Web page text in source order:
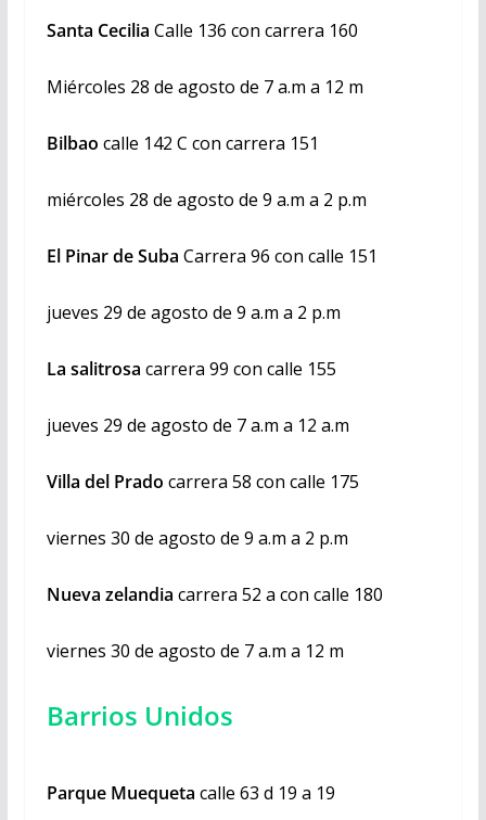
Santa Cecilia Calle 136 con carrera 160
Miércoles 28 de agosto de 7 a.m a 12 m
Bilbao calle 142 C con carrera 151
miércoles 28 de agosto de 9 a.m a 2 p.m
El Pinar de Suba Carrera 96 con calle 151
jueves 29 de agosto de 9 a.m a 2 p.m
La salitrosa carrera 99 con calle 155
jueves 29 de agosto de 7 a.m a 12 a.m
Villa del Prado carrera 58 con calle 175
viernes 30 de agosto de 9 a.m a 2 p.m
Nueva zelandia carrera 52 a con calle 180
viernes 30 de agosto de 7 a.m a 12 m
Barrios Unidos
Parque Muequeta calle 63 d 19 a 19